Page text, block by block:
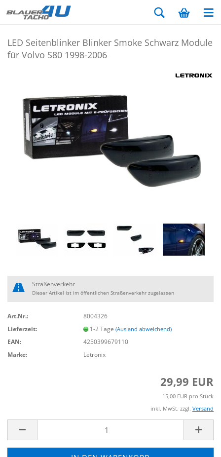
LED Sei­ten­blin­ker Blin­ker Smoke Schwarz Mo­du­le
für Volvo S80 1998-​2006
Art.Nr.:
8004326
Lieferzeit:
1-2 Tage(Ausland abweichend)
EAN:
4250399679110
Marke:
Letronix
Straßenverkehr
Dieser Artikel ist im öffentlichen Straßenverkehr zugelassen
29,99 EUR
15,00 EUR pro Stück
inkl. MwSt. zzgl. Versand